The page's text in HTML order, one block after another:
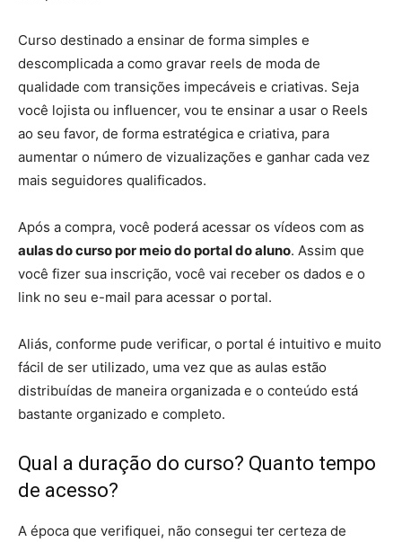
Curso destinado a ensinar de forma simples e
descomplicada a como gravar reels de moda de
qualidade com transições impecáveis e criativas. Seja
você lojista ou influencer, vou te ensinar a usar o Reels
ao seu favor, de forma estratégica e criativa, para
aumentar o número de vizualizações e ganhar cada vez
mais seguidores qualificados.
Após a compra, você poderá acessar os vídeos com as
aulas do curso por meio do portal do aluno. Assim que
você fizer sua inscrição, você vai receber os dados e o
link no seu e-mail para acessar o portal.
Aliás, conforme pude verificar, o portal é intuitivo e muito
fácil de ser utilizado, uma vez que as aulas estão
distribuídas de maneira organizada e o conteúdo está
bastante organizado e completo.
Qual a duração do curso? Quanto tempo
de acesso?
A época que verifiquei, não consegui ter certeza de